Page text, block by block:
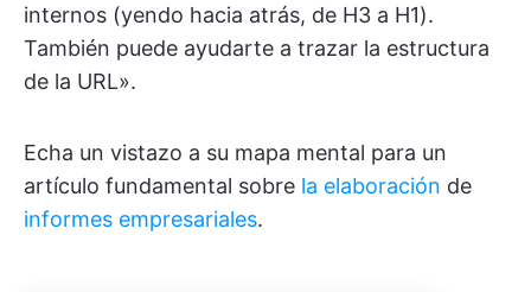
internos (yendo hacia atrás, de H3 a H1).
También puede ayudarte a trazar la estructura
de la URL».
Echa un vistazo a su mapa mental para un
artículo fundamental sobre la elaboración de
informes empresariales.